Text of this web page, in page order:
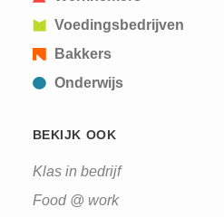
Voedingsbedrijven
Bakkers
Onderwijs
BEKIJK OOK
Klas in bedrijf
Food @ work